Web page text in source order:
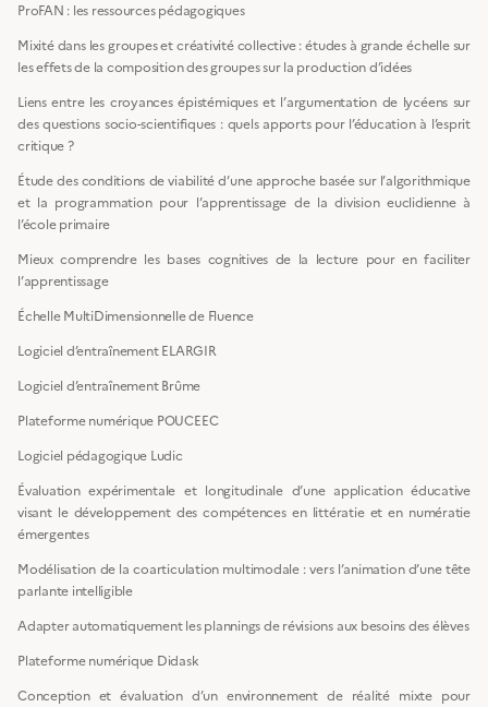
ProFAN : les ressources pédagogiques
Mixité dans les groupes et créativité collective : études à grande échelle sur
les effets de la composition des groupes sur la production d’idées
Liens entre les croyances épistémiques et l’argumentation de lycéens sur
des questions socio-scientifiques : quels apports pour l’éducation à l’esprit
critique ?
Étude des conditions de viabilité d’une approche basée sur l’algorithmique
et la programmation pour l’apprentissage de la division euclidienne à
l’école primaire
Mieux comprendre les bases cognitives de la lecture pour en faciliter
l’apprentissage
Échelle MultiDimensionnelle de Fluence
Logiciel d’entraînement ELARGIR
Logiciel d’entraînement Brûme
Plateforme numérique POUCEEC
Logiciel pédagogique Ludic
Évaluation expérimentale et longitudinale d’une application éducative
visant le développement des compétences en littératie et en numératie
émergentes
Modélisation de la coarticulation multimodale : vers l’animation d’une tête
parlante intelligible
Adapter automatiquement les plannings de révisions aux besoins des élèves
Plateforme numérique Didask
Conception et évaluation d’un environnement de réalité mixte pour